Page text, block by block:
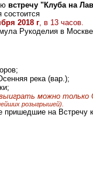
встречу "Клуба на
состоится
2018 г, в 13 часов.
Рукоделия в
река (вар.);
можно только
розыгрышей).
пришедшие на Встречу